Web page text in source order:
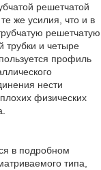
решетчатой
же усилия, что и в
решетчатую
и четыре
профиль
нести
физических
в подробном
типа,